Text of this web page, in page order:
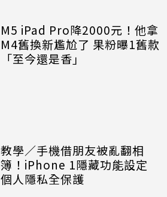
M5 iPad Pro降2000元！他拿
M4舊換新尷尬了 果粉曝1舊款
「至今還是香」
教學／手機借朋友被亂翻相
簿！iPhone 1隱藏功能設定
個人隱私全保護